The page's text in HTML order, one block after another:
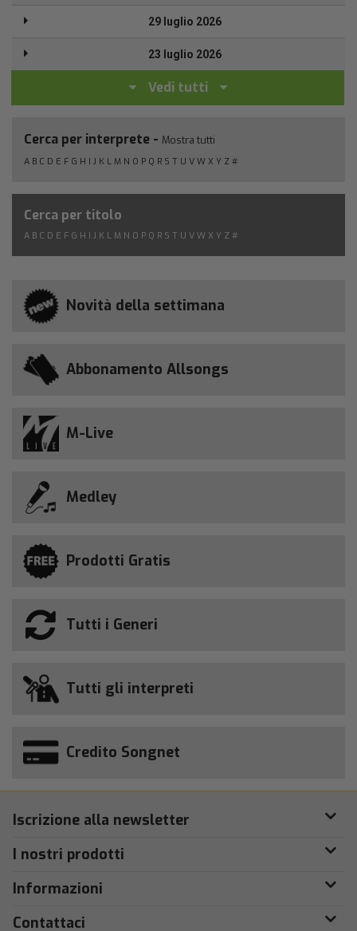
29 luglio 2026
23 luglio 2026
Vedi tutti
Cerca per interprete - Mostra tutti
A B C D E F G H I J K L M N O P Q R S T U V W X Y Z #
Cerca per titolo
A B C D E F G H I J K L M N O P Q R S T U V W X Y Z #
Novità della settimana
Abbonamento Allsongs
M-Live
Medley
Prodotti Gratis
Tutti i Generi
Tutti gli interpreti
Credito Songnet
Iscrizione alla newsletter
I nostri prodotti
Informazioni
Contattaci